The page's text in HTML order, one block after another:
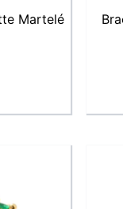
Martelé